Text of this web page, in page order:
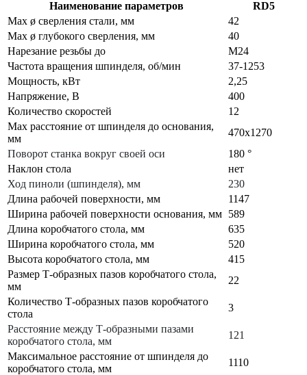
Наименование параметров
RD5
Max ø сверления стали, мм
42
Max ø глубокого сверления, мм
40
Нарезание резьбы до
М24
Частота вращения шпинделя, об/мин
37-1253
Мощность, кВт
2,25
Напряжение, В
400
Количество скоростей
12
Max расстояние от шпинделя до основания,
мм
470х1270
Поворот станка вокруг своей оси
180 °
Наклон стола
нет
Ход пиноли (шпинделя), мм
230
Длина рабочей поверхности, мм
1147
Ширина рабочей поверхности основания, мм 589
Длина коробчатого стола, мм
635
Ширина коробчатого стола, мм
520
Высота коробчатого стола, мм
415
Размер Т-образных пазов коробчатого стола,
мм
22
Количество Т-образных пазов коробчатого
стола
3
Расстояние между Т-образными пазами
коробчатого стола, мм
121
Максимальное расстояние от шпинделя до
коробчатого стола, мм
1110